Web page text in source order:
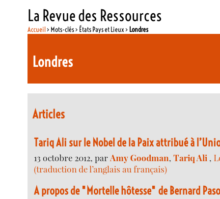
La Revue des Ressources
Accueil> Mots-clés > États Pays et Lieux > Londres
Londres
Articles
Tariq Ali sur le Nobel de la Paix attribué à
13 octobre 2012, parAmy Goodman,Tariq Ali ,
(traduction de l’anglais au français)
A propos de "Mortelle hôtesse" de Bernard